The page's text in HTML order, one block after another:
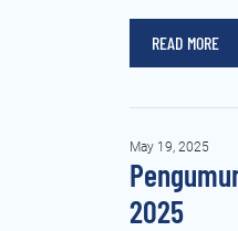
READ MORE
May 19, 2025
2025